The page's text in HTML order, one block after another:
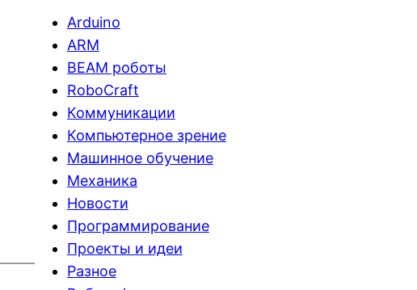
Arduino
ARM
BEAM роботы
RoboCraft
Коммуникации
Компьютерное зрение
Машинное обучение
Механика
Новости
Программирование
Проекты и идеи
Разное